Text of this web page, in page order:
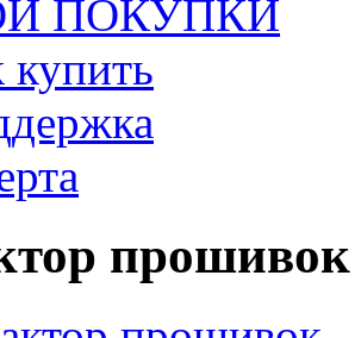
ПОКУПКИ
купить
прошивок